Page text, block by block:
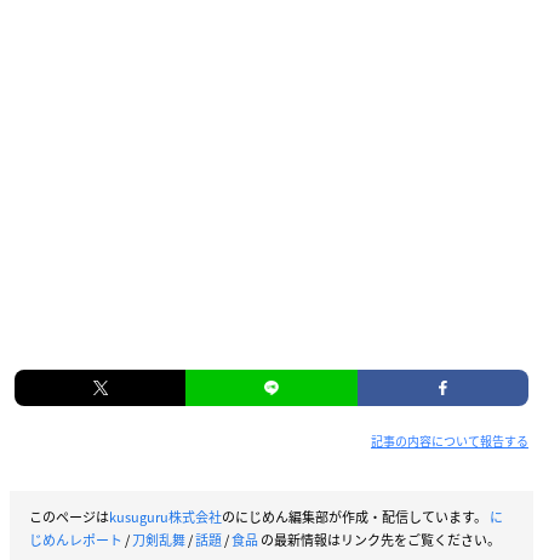
記事の内容について報告する
このページはkusuguru株式会社のにじめん編集部が作成・配信しています。 に
じめんレポート /刀剣乱舞/話題/食品の最新情報はリンク先をご覧ください。